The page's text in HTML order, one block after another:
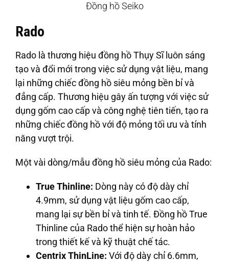
Đồng hồ Seiko
Rado
Rado là thương hiệu đồng hồ Thụy Sĩ luôn sáng
tạo và đổi mới trong việc sử dụng vật liệu, mang
lại những chiếc đồng hồ siêu mỏng bền bỉ và
đẳng cấp. Thương hiệu gây ấn tượng với việc sử
dụng gốm cao cấp và công nghệ tiên tiến, tạo ra
những chiếc đồng hồ với độ mỏng tối ưu và tính
năng vượt trội.
Một vài dòng/mẫu đồng hồ siêu mỏng của Rado:
True Thinline: Dòng này có độ dày chỉ
4.9mm, sử dụng vật liệu gốm cao cấp,
mang lại sự bền bỉ và tinh tế. Đồng hồ True
Thinline của Rado thể hiện sự hoàn hảo
trong thiết kế và kỹ thuật chế tác.
Centrix ThinLine: Với độ dày chỉ 6.6mm,